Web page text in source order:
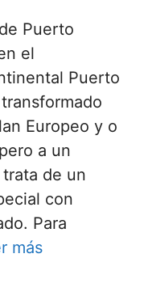
Puerto
el
Puerto
Europeo y o
a un
de un
con
Para
más